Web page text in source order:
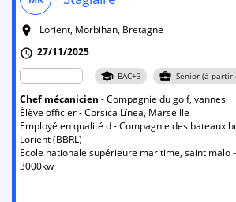
room
Lorient, Morbihan, Bretagne
schedule 27/11/2025
school BAC+3 business_center Sénior (à partir
Chef mécanicien - Compagnie du golf, vannes
Élève officier - Corsica Línea, Marseille
Employé en qualité d - Compagnie des bateaux
Lorient (BBRL)
Ecole nationale supérieure maritime, saint malo -
3000kw